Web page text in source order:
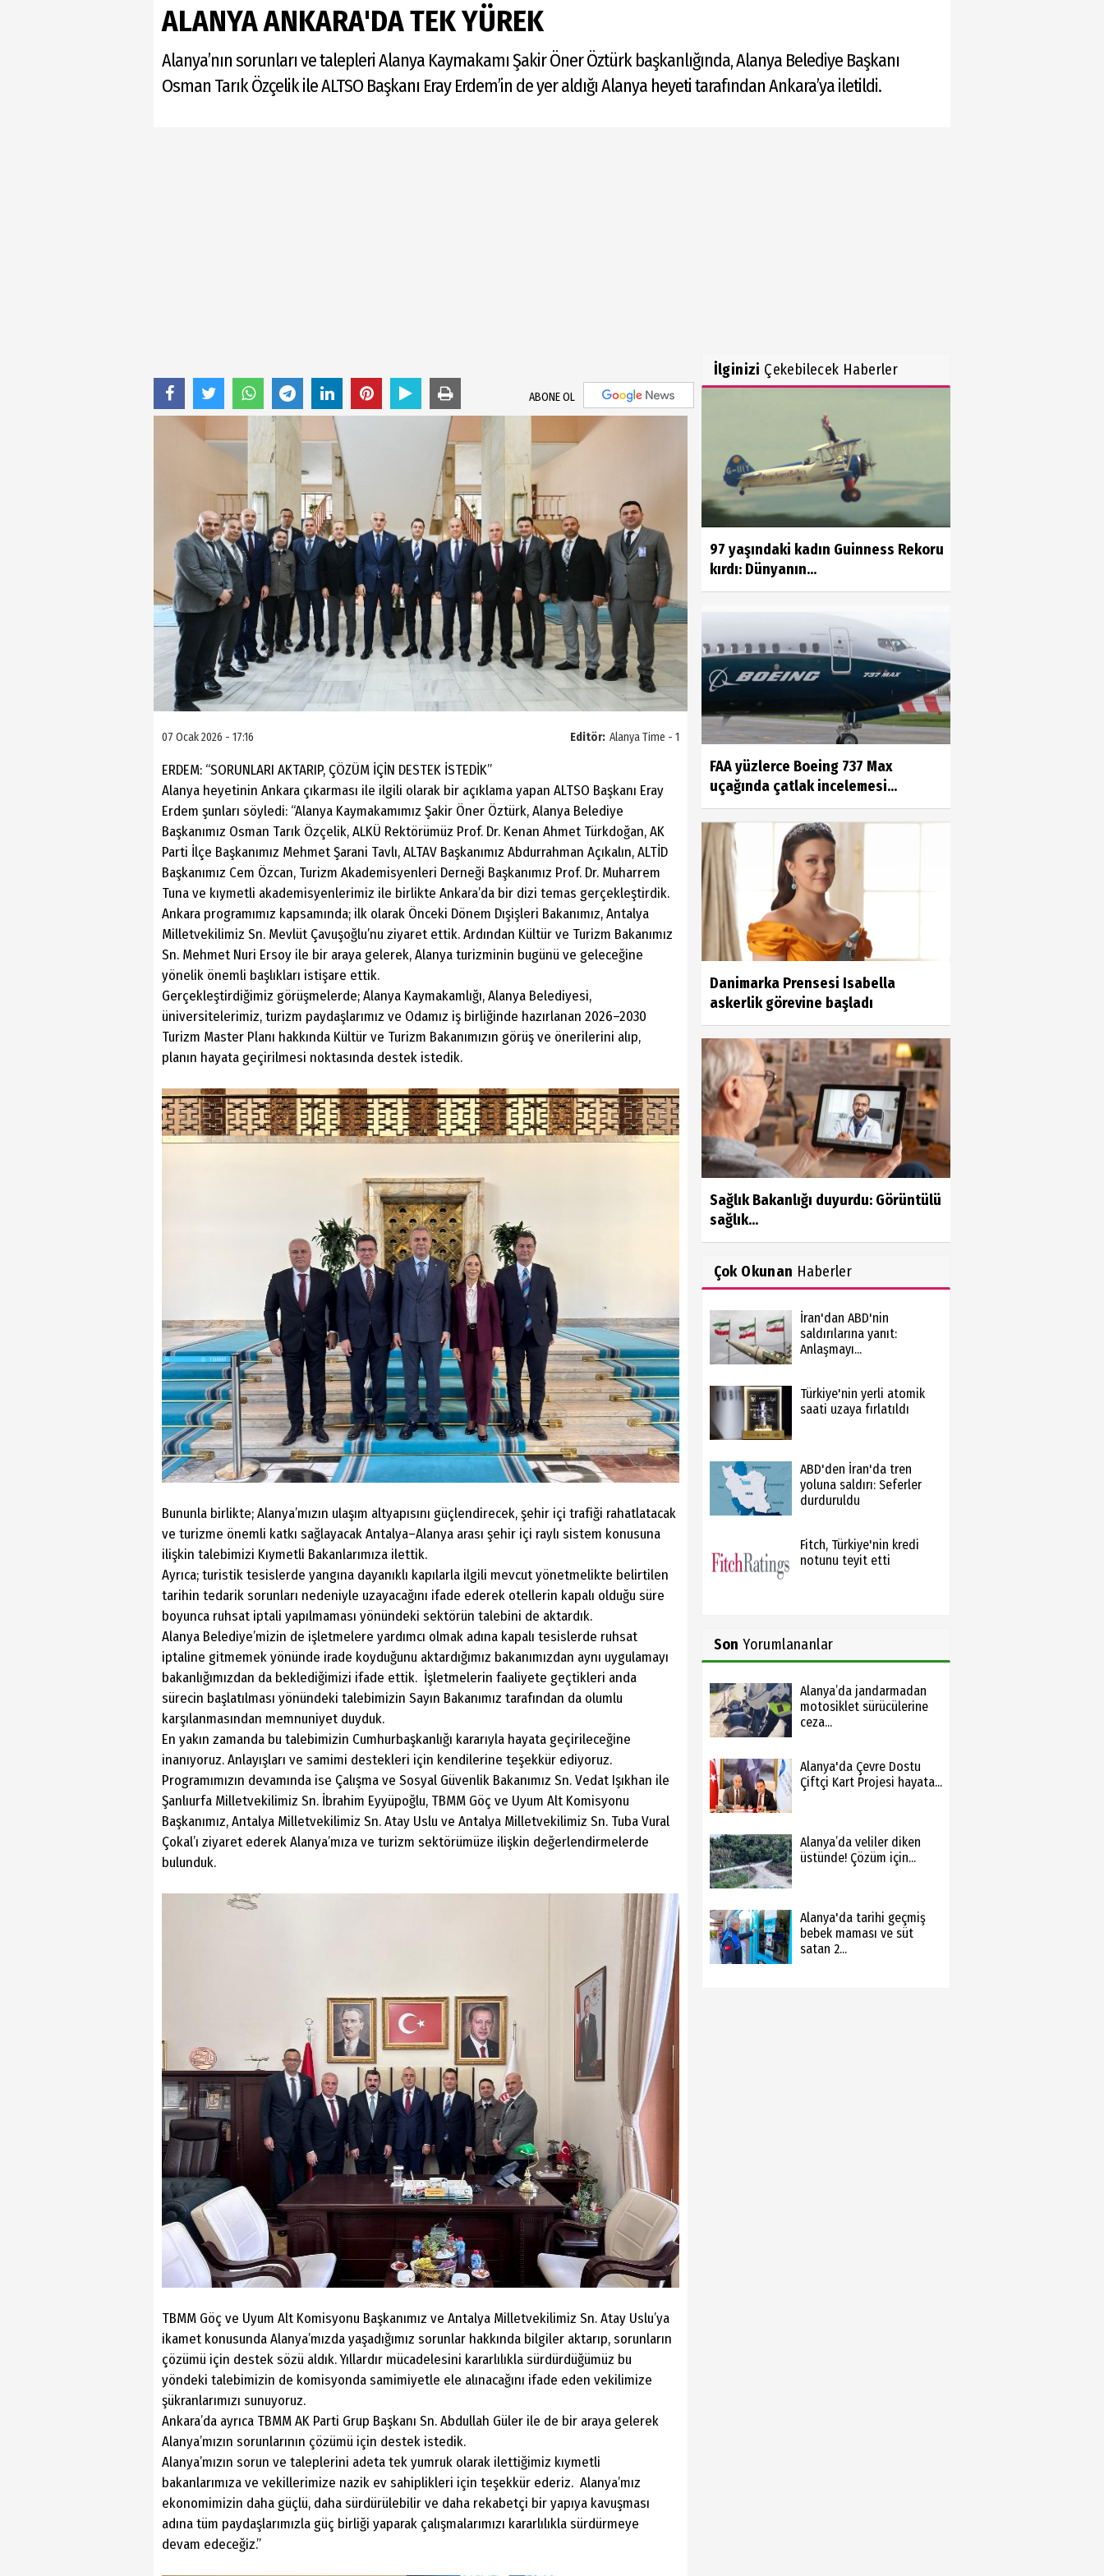
ALANYA ANKARA'DA TEK YÜREK
Alanya’nın sorunları ve talepleri Alanya Kaymakamı Şakir Öner Öztürk başkanlığında, Alanya Belediye Başkanı
Osman Tarık Özçelik ile ALTSO Başkanı Eray Erdem’in de yer aldığı Alanya heyeti tarafından Ankara’ya iletildi.
ABONE OL
Editör: Alanya Time - 1
07 Ocak 2026 - 17:16
ERDEM: “SORUNLARI AKTARIP, ÇÖZÜM İÇİN DESTEK İSTEDİK”
Alanya heyetinin Ankara çıkarması ile ilgili olarak bir açıklama yapan ALTSO Başkanı Eray
Erdem şunları söyledi: “Alanya Kaymakamımız Şakir Öner Öztürk, Alanya Belediye
Başkanımız Osman Tarık Özçelik, ALKÜ Rektörümüz Prof. Dr. Kenan Ahmet Türkdoğan, AK
Parti İlçe Başkanımız Mehmet Şarani Tavlı, ALTAV Başkanımız Abdurrahman Açıkalın, ALTİD
Başkanımız Cem Özcan, Turizm Akademisyenleri Derneği Başkanımız Prof. Dr. Muharrem
Tuna ve kıymetli akademisyenlerimiz ile birlikte Ankara’da bir dizi temas gerçekleştirdik.
Ankara programımız kapsamında; ilk olarak Önceki Dönem Dışişleri Bakanımız, Antalya
Milletvekilimiz Sn. Mevlüt Çavuşoğlu’nu ziyaret ettik. Ardından Kültür ve Turizm Bakanımız
Sn. Mehmet Nuri Ersoy ile bir araya gelerek, Alanya turizminin bugünü ve geleceğine
yönelik önemli başlıkları istişare ettik.
Gerçekleştirdiğimiz görüşmelerde; Alanya Kaymakamlığı, Alanya Belediyesi,
üniversitelerimiz, turizm paydaşlarımız ve Odamız iş birliğinde hazırlanan 2026–2030
Turizm Master Planı hakkında Kültür ve Turizm Bakanımızın görüş ve önerilerini alıp,
planın hayata geçirilmesi noktasında destek istedik.
Bununla birlikte; Alanya’mızın ulaşım altyapısını güçlendirecek, şehir içi trafiği rahatlatacak
ve turizme önemli katkı sağlayacak Antalya–Alanya arası şehir içi raylı sistem konusuna
ilişkin talebimizi Kıymetli Bakanlarımıza ilettik.
Ayrıca; turistik tesislerde yangına dayanıklı kapılarla ilgili mevcut yönetmelikte belirtilen
tarihin tedarik sorunları nedeniyle uzayacağını ifade ederek otellerin kapalı olduğu süre
boyunca ruhsat iptali yapılmaması yönündeki sektörün talebini de aktardık.
Alanya Belediye’mizin de işletmelere yardımcı olmak adına kapalı tesislerde ruhsat
iptaline gitmemek yönünde irade koyduğunu aktardığımız bakanımızdan aynı uygulamayı
bakanlığımızdan da beklediğimizi ifade ettik. İşletmelerin faaliyete geçtikleri anda
sürecin başlatılması yönündeki talebimizin Sayın Bakanımız tarafından da olumlu
karşılanmasından memnuniyet duyduk.
En yakın zamanda bu talebimizin Cumhurbaşkanlığı kararıyla hayata geçirileceğine
inanıyoruz. Anlayışları ve samimi destekleri için kendilerine teşekkür ediyoruz.
Programımızın devamında ise Çalışma ve Sosyal Güvenlik Bakanımız Sn. Vedat Işıkhan ile
Şanlıurfa Milletvekilimiz Sn. İbrahim Eyyüpoğlu, TBMM Göç ve Uyum Alt Komisyonu
Başkanımız, Antalya Milletvekilimiz Sn. Atay Uslu ve Antalya Milletvekilimiz Sn. Tuba Vural
Çokal’ı ziyaret ederek Alanya’mıza ve turizm sektörümüze ilişkin değerlendirmelerde
bulunduk.
TBMM Göç ve Uyum Alt Komisyonu Başkanımız ve Antalya Milletvekilimiz Sn. Atay Uslu’ya
ikamet konusunda Alanya’mızda yaşadığımız sorunlar hakkında bilgiler aktarıp, sorunların
çözümü için destek sözü aldık. Yıllardır mücadelesini kararlılıkla sürdürdüğümüz bu
yöndeki talebimizin de komisyonda samimiyetle ele alınacağını ifade eden vekilimize
şükranlarımızı sunuyoruz.
Ankara’da ayrıca TBMM AK Parti Grup Başkanı Sn. Abdullah Güler ile de bir araya gelerek
Alanya’mızın sorunlarının çözümü için destek istedik.
Alanya’mızın sorun ve taleplerini adeta tek yumruk olarak ilettiğimiz kıymetli
bakanlarımıza ve vekillerimize nazik ev sahiplikleri için teşekkür ederiz. Alanya’mız
ekonomimizin daha güçlü, daha sürdürülebilir ve daha rekabetçi bir yapıya kavuşması
adına tüm paydaşlarımızla güç birliği yaparak çalışmalarımızı kararlılıkla sürdürmeye
devam edeceğiz.”
İlginizi Çekebilecek Haberler
97 yaşındaki kadın Guinness Rekoru
kırdı: Dünyanın...
FAA yüzlerce Boeing 737 Max
uçağında çatlak incelemesi...
Danimarka Prensesi Isabella
askerlik görevine başladı
Sağlık Bakanlığı duyurdu: Görüntülü
sağlık...
Çok Okunan Haberler
İran'dan ABD'nin
saldırılarına yanıt:
Anlaşmayı...
Türkiye'nin yerli atomik
saati uzaya fırlatıldı
ABD'den İran'da tren
yoluna saldırı: Seferler
durduruldu
Fitch, Türkiye'nin kredi
notunu teyit etti
Son Yorumlananlar
Alanya’da jandarmadan
motosiklet sürücülerine
ceza...
Alanya'da Çevre Dostu
Çiftçi Kart Projesi hayata...
Alanya’da veliler diken
üstünde! Çözüm için...
Alanya'da tarihi geçmiş
bebek maması ve süt
satan 2...